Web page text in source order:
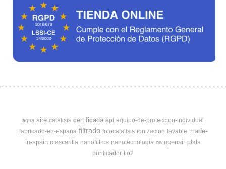
agua aire catalisis certificada epi equipo-de-proteccion-individual
fabricado-en-espana filtrado fotocatalisis ionizacion lavable made-
in-spain mascarilla nanofiltros nanotecnologia oa openair plata
purificador tio2